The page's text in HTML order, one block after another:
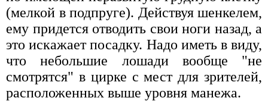
(мелкой в подпруге). Действуя шенкелем,
ему придется отводить свои ноги назад, а
это искажает посадку. Надо иметь в виду,
что небольшие лошади вообще "не
смотрятся" в цирке с мест для зрителей,
расположенных выше уровня манежа.